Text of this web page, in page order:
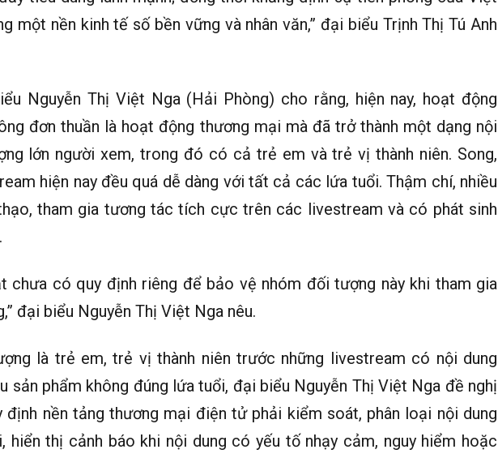
một nền kinh tế số bền vững và nhân văn,” đại biểu Trịnh Thị Tú Anh
Nguyễn Thị Việt Nga (Hải Phòng) cho rằng, hiện nay, hoạt động
đơn thuần là hoạt động thương mại mà đã trở thành một dạng nội
lớn người xem, trong đó có cả trẻ em và trẻ vị thành niên. Song,
hiện nay đều quá dễ dàng với tất cả các lứa tuổi. Thậm chí, nhiều
tham gia tương tác tích cực trên các livestream và có phát sinh
chưa có quy định riêng để bảo vệ nhóm đối tượng này khi tham gia
đại biểu Nguyễn Thị Việt Nga nêu.
là trẻ em, trẻ vị thành niên trước những livestream có nội dung
sản phẩm không đúng lứa tuổi, đại biểu Nguyễn Thị Việt Nga đề nghị
định nền tảng thương mại điện tử phải kiểm soát, phân loại nội dung
hiển thị cảnh báo khi nội dung có yếu tố nhạy cảm, nguy hiểm hoặc